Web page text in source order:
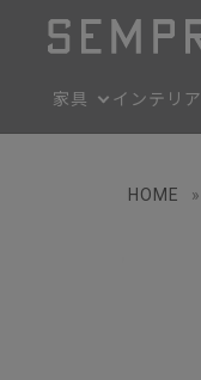
家具 インテリア
HOME »